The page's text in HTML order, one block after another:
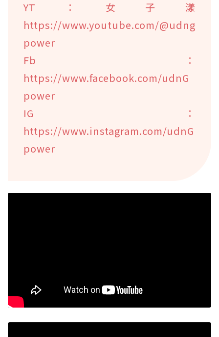
YT：女子漾
https://www.youtube.com/@udng
power
Fb：
https://www.facebook.com/udnG
power
IG：
https://www.instagram.com/udnG
power